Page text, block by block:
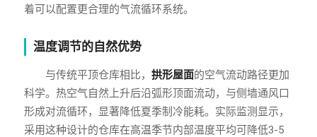
着可以配置更合理的气流循环系统。
温度调节的自然优势
与传统平顶仓库相比， 拱形屋面的空气流动路径更加
科学。热空气自然上升后沿弧形顶面流动，与侧墙通风口
形成对流循环，显著降低夏季制冷能耗。实际监测显示，
采用这种设计的仓库在高温季节内部温度平均可降低3-5